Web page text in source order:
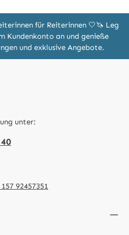
für Reiterinnen 🤍🦄 Leg
Kundenkonto an und genieße
und exklusive Angebote.
unter:
92457351